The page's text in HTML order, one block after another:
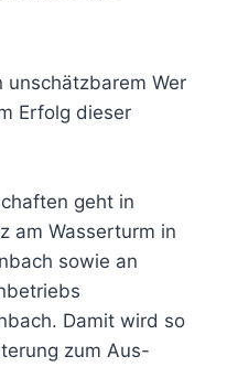
unschätzbarem Wer
Erfolg dieser
geht in
am Wasserturm in
sowie an
Damit wird so
zum Aus-